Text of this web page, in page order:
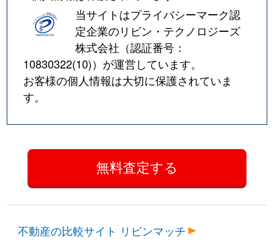
当サイトはプライバシーマーク認
定企業のリビン・テクノロジーズ
株式会社（認証番号：
10830322(10)）が運営しています。
お客様の個人情報は大切に保護されていま
す。
不動産の比較サイト リビンマッチ